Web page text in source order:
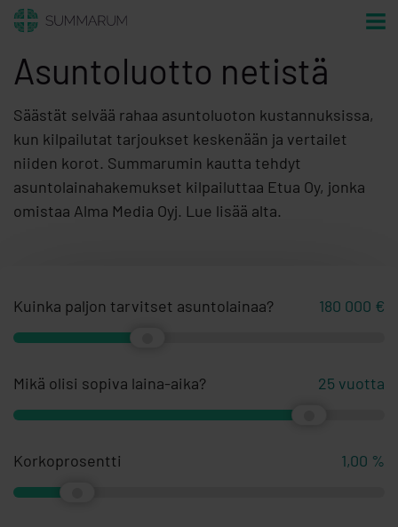
Asuntoluotto netistä
Säästät selvää rahaa asuntoluoton kustannuksissa,
kun kilpailutat tarjoukset keskenään ja vertailet
niiden korot. Summarumin kautta tehdyt
asuntolainahakemukset kilpailuttaa Etua Oy, jonka
omistaa Alma Media Oyj. Lue lisää alta.
Kuinka paljon tarvitset asuntolainaa? 180 000 €
Mikä olisi sopiva laina-aika? 25 vuotta
Korkoprosentti 1,00 %